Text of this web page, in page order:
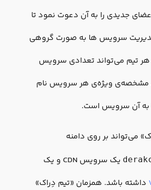
جدیدی را به آن دعوت نمود تا
سرویس ها به صورت گروهی
هر تیم می‌تواند تعدادی سرویس
مشخصه‌ی ویژه‌ی هر سرویس نام
به آن سرویس است.
می‌تواند بر روی دامنه
یک سرویس CDN و یک
داشته باشد. همزمان «تیم دِراک»